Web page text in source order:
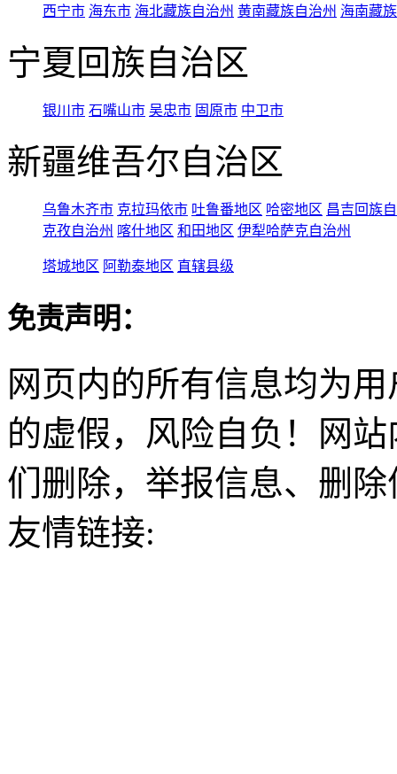
西宁市 海东市 海北藏族自治州 黄南藏族自治州 海南藏
宁夏回族自治区
银川市 石嘴山市 吴忠市 固原市 中卫市
新疆维吾尔自治区
乌鲁木齐市 克拉玛依市 吐鲁番地区 哈密地区 昌吉回族
克孜自治州 喀什地区 和田地区 伊犁哈萨克自治州
塔城地区 阿勒泰地区 直辖县级
免责声明：
网页内的所有信息均为
的虚假，风险自负！网
们删除，举报信息、删
友情链接: